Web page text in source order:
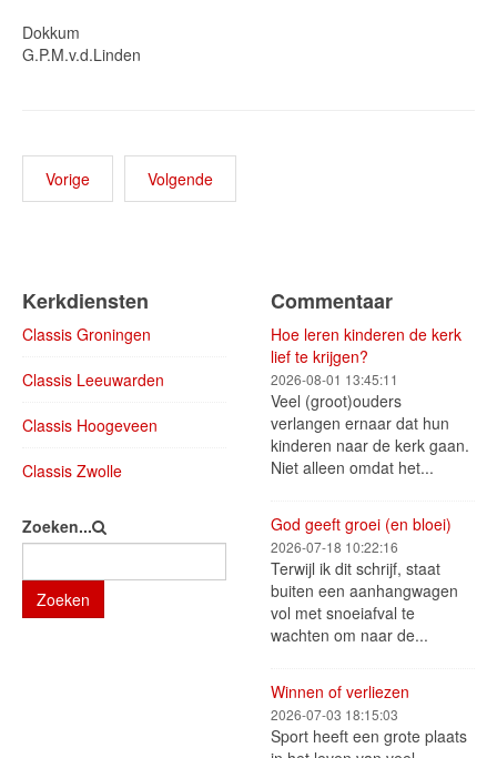
Dokkum
G.P.M.v.d.Linden
Vorige Volgende
Kerkdiensten
Classis Groningen
Classis Leeuwarden
Classis Hoogeveen
Classis Zwolle
Zoeken...
Zoeken
Commentaar
Hoe leren kinderen de kerk
lief te krijgen?
2026-08-01 13:45:11
Veel (groot)ouders
verlangen ernaar dat hun
kinderen naar de kerk gaan.
Niet alleen omdat het...
God geeft groei (en bloei)
2026-07-18 10:22:16
Terwijl ik dit schrijf, staat
buiten een aanhangwagen
vol met snoeiafval te
wachten om naar de...
Winnen of verliezen
2026-07-03 18:15:03
Sport heeft een grote plaats